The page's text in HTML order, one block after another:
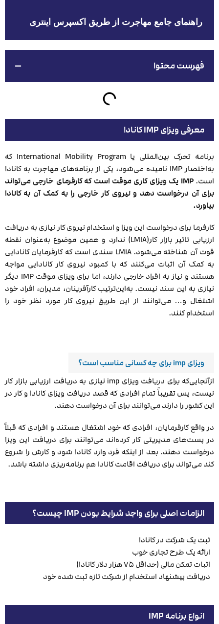
راهنمای جامع مهاجرت از طریق اکسپرس اینتری
فهرست محتوا
معرفی ویزای IMP کانادا
برنامه تحرک بین‌المللی یا International Mobility Program که
به‌اختصار IMP نامیده می‌شود، یکی از برنامه‌های مهاجرت به کانادا
است.
IMP یک ویزای کاری موقت است که کارفرمای خارجی می‌تواند
برای آن درخواست دهد و نیروی کار خارجی را به کمک آن به کانادا
بیاورد.
کارفرما برای درخواست این ویزا و استخدام نیروی کار نیازی به دریافت
ارزیابی تاثیر بازار کار(LMIA) ندارد و همین موضوع به‌عنوان نقطه
قوت آن شناخته می‌شود. LMIA سندی است که کارفرمایان کانادایی
به کمک آن اثبات می‌کنند که با کمبود نیروی کار کانادایی مواجه
هستند و نیاز به افراد خارجی دارند، اما برای ویزای موقت IMP دیگر
نیازی به این سند نیست. به‌این‌ترتیب کارآفرینان، مدیران، افراد خود
اشتغال و… می‌توانند از این طریق نیروی کار مورد نظر خود را
استخدام کنند.
ویزای imp برای چه کسانی مناسب است؟
ازآنجایی‌که برای دریافت ویزای imp نیازی به دریافت ارزیابی بازار کار
نیست، پس تقریباً تمام افرادی که قصد دریافت ویزای کانادا و کار در
این کشور را دارند می‌توانند برای آن درخواست دهند.
در واقع کارفرمایان، افرادی که خود اشتغال هستند و افرادی که قبلاً
در پست‌های مدیریتی کار کرده‌اند می‌توانند برای دریافت این ویزا
درخواست دهند. بعد از اینکه فرد وارد کانادا شود و کارش را شروع
کند می‌تواند برای دریافت اقامت کانادا هم برنامه‌ریزی داشته باشد.
الزامات اصلی برای واجد شرایط بودن IMP چیست؟
ثبت یک شرکت در کانادا
ارائه یک طرح تجاری خوب
اثبات تمکن مالی (حداقل ۷۵ هزار دلار کانادا)
دریافت پیشنهاد استخدام از شرکت تازه ثبت شده خود
انواع برنامه IMP